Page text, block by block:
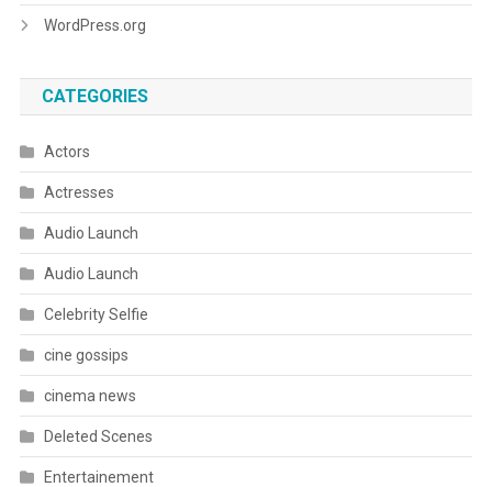
WordPress.org
CATEGORIES
Actors
Actresses
Audio Launch
Audio Launch
Celebrity Selfie
cine gossips
cinema news
Deleted Scenes
Entertainement